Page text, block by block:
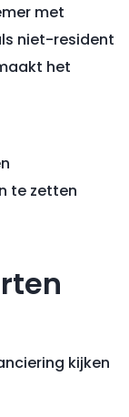
met
niet-resident
het
te zetten
kijken